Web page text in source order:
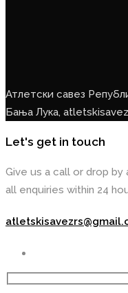
Атлетски савез
Бања Лука,
Let's get in touch
Give us a call or drop
all enquiries within 24